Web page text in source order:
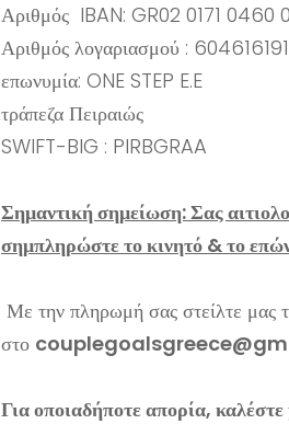
Αριθμός IBAN: GR02 0171 0460
Αριθμός λογαριασμού :
επωνυμία: ONE STEP E.E
τράπεζα Πειραιώς
SWIFT-BIG : PIRBGRAA
Σημαντική σημείωση: Σας
σημπληρώστε το κινητό & το
Με την πληρωμή σας στείλτε μας
στο
Για οποιαδήποτε απορία,